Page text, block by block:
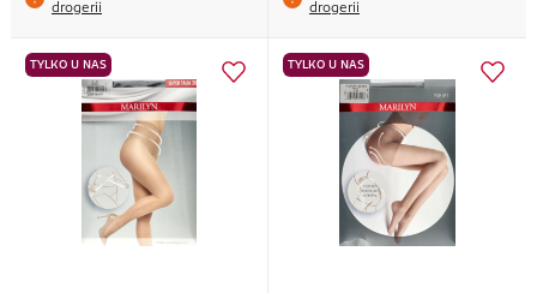
drogerii
drogerii
TYLKO U NAS TYLKO U NAS